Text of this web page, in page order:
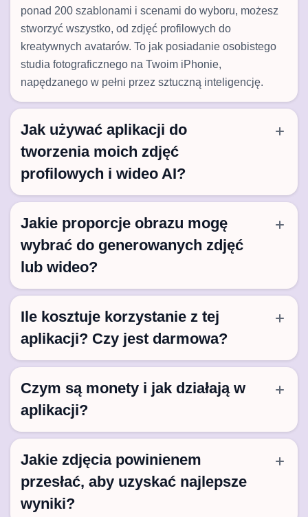
ponad 200 szablonami i scenami do wyboru, możesz
stworzyć wszystko, od zdjęć profilowych do
kreatywnych avatarów. To jak posiadanie osobistego
studia fotograficznego na Twoim iPhonie,
napędzanego w pełni przez sztuczną inteligencję.
Jak używać aplikacji do
tworzenia moich zdjęć
profilowych i wideo AI?
Jakie proporcje obrazu mogę
wybrać do generowanych zdjęć
lub wideo?
Ile kosztuje korzystanie z tej
aplikacji? Czy jest darmowa?
Czym są monety i jak działają w
aplikacji?
Jakie zdjęcia powinienem
przesłać, aby uzyskać najlepsze
wyniki?